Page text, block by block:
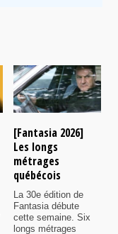
[Fantasia 2026]
Les longs
métrages
québécois
La 30e édition de
Fantasia débute
cette semaine. Six
longs métrages